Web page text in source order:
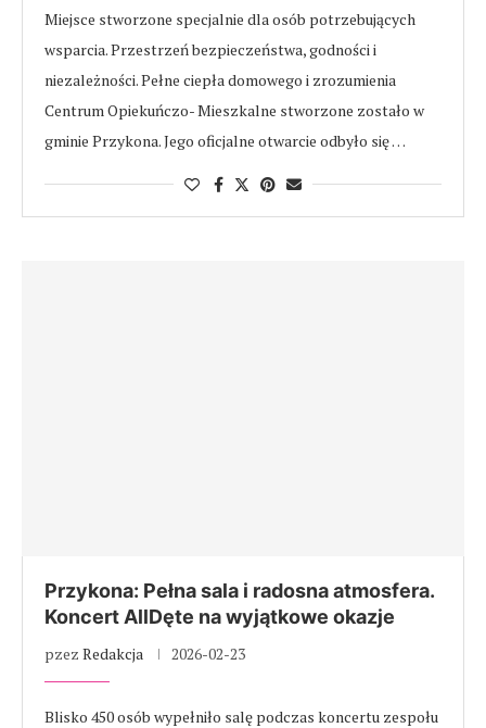
Miejsce stworzone specjalnie dla osób potrzebujących
wsparcia. Przestrzeń bezpieczeństwa, godności i
niezależności. Pełne ciepła domowego i zrozumienia
Centrum Opiekuńczo- Mieszkalne stworzone zostało w
gminie Przykona. Jego oficjalne otwarcie odbyło się …
Przykona: Pełna sala i radosna atmosfera.
Koncert AllDęte na wyjątkowe okazje
pzez Redakcja 2026-02-23
Blisko 450 osób wypełniło salę podczas koncertu zespołu